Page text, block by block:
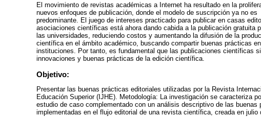
El movimiento de revistas académicas a Internet ha resultado en la
nuevos enfoques de publicación, donde el modelo de suscripción ya no es
predominante. El juego de intereses practicado para publicar en casas
asociaciones científicas está ahora dando cabida a la publicación gratuita
las universidades, reduciendo costos y aumentando la difusión de la
científica en el ámbito académico, buscando compartir buenas prácticas
instituciones. Por tanto, es fundamental que las publicaciones científicas
innovaciones y buenas prácticas de la edición científica.
Objetivo:
Presentar las buenas prácticas editoriales utilizadas por la Revista
Educación Superior (IJHE). Metodología: La investigación se caracteriza
estudio de caso complementado con un análisis descriptivo de las buenas
implementadas en el flujo editorial de una revista científica, creada en julio